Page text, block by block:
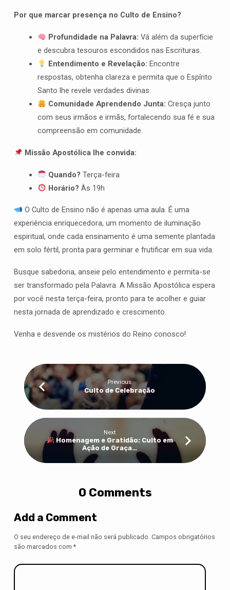
Por que marcar presença no Culto de Ensino?
Profundidade na Palavra: Vá além da superfície
e descubra tesouros escondidos nas Escrituras.
Entendimento e Revelação: Encontre
respostas, obtenha clareza e permita que o Espírito
Santo lhe revele verdades divinas.
Comunidade Aprendendo Junta: Cresça junto
com seus irmãos e irmãs, fortalecendo sua fé e sua
compreensão em comunidade.
Missão Apostólica lhe convida:
Quando? Terça-feira
Horário? Às 19h
O Culto de Ensino não é apenas uma aula. É uma
experiência enriquecedora, um momento de iluminação
espiritual, onde cada ensinamento é uma semente plantada
em solo fértil, pronta para germinar e frutificar em sua vida.
Busque sabedoria, anseie pelo entendimento e permita-se
ser transformado pela Palavra. A Missão Apostólica espera
por você nesta terça-feira, pronto para te acolher e guiar
nesta jornada de aprendizado e crescimento.
Venha e desvende os mistérios do Reino conosco!
Previous
Culto de Celebração
Next
Homenagem e Gratidão: Culto em
Ação de Graça…
0 Comments
Add a Comment
O seu endereço de e-mail não será publicado. Campos obrigatórios
são marcados com *